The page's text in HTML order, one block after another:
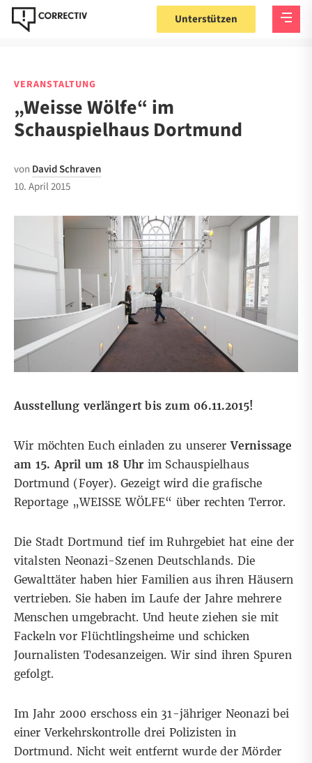
Unterstützen
VERANSTALTUNG
„Weisse Wölfe“ im
Schauspielhaus Dortmund
von David Schraven
10. April 2015
Ausstellung verlängert bis zum 06.11.2015!
Wir möchten Euch einladen zu unsererVernissage
am 15. April um 18 Uhrim Schauspielhaus
Dortmund (Foyer). Gezeigt wird die grafische
Reportage „WEISSE WÖLFE“ über rechten Terror.
Die Stadt Dortmund tief im Ruhrgebiet hat eine der
vitalsten Neonazi-Szenen Deutschlands. Die
Gewalttäter haben hier Familien aus ihren Häusern
vertrieben. Sie haben im Laufe der Jahre mehrere
Menschen umgebracht. Und heute ziehen sie mit
Fackeln vor Flüchtlingsheime und schicken
Journalisten Todesanzeigen. Wir sind ihren Spuren
gefolgt.
Im Jahr 2000 erschoss ein 31-jähriger Neonazi bei
einer Verkehrskontrolle drei Polizisten in
Dortmund. Nicht weit entfernt wurde der Mörder